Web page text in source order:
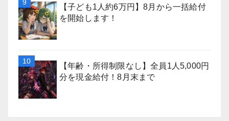
【子ども1人約6万円】8月から一括給付
を開始します！
【年齢・所得制限なし】全員1人5,000円
分を現金給付！8月末まで